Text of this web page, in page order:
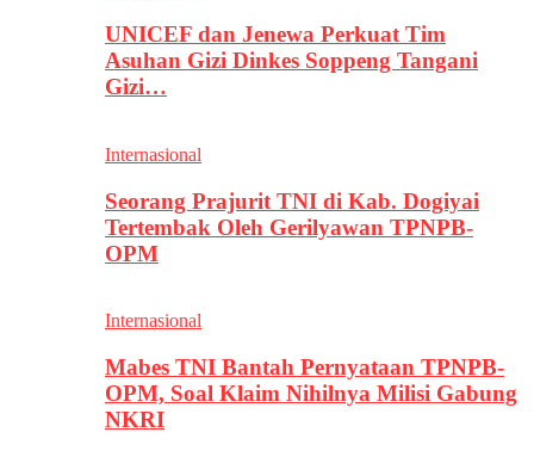
UNICEF dan Jenewa Perkuat Tim
Asuhan Gizi Dinkes Soppeng Tangani
Gizi…
Internasional
Seorang Prajurit TNI di Kab. Dogiyai
Tertembak Oleh Gerilyawan TPNPB-
OPM
Internasional
Mabes TNI Bantah Pernyataan TPNPB-
OPM, Soal Klaim Nihilnya Milisi Gabung
NKRI